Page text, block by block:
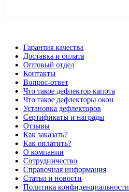
Гарантия качества
Доставка и оплата
Оптовый отдел
Контакты
Вопрос-ответ
Что такое дефлектор капота
Что такое дефлекторы окон
Установка дефлекторов
Сертификаты и награды
Отзывы
Как заказать?
Как оплатить?
О компании
Сотрудничество
Справочная информация
Статьи и новости
Политика конфиденциальности